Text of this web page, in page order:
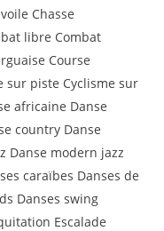
Chasse
libre Combat
Course
sur piste Cyclisme sur
africaine Danse
country Danse
Danse modern jazz
caraïbes Danses de
Danses swing
Escalade